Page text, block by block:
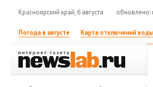
Красноярский край, 6 августа обновлено:
Погода в августе Карта отключений воды